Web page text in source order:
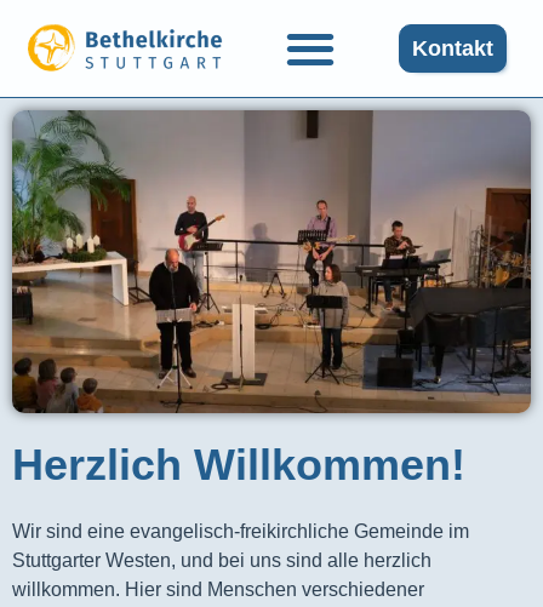
Kontakt
Herzlich Willkommen!
Wir sind eine evangelisch-freikirchliche Gemeinde im
Stuttgarter Westen, und bei uns sind alle herzlich
willkommen. Hier sind Menschen verschiedener